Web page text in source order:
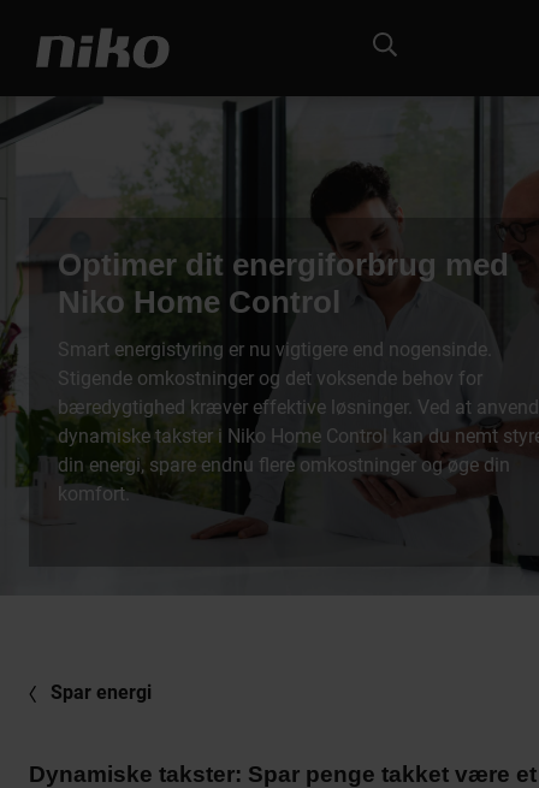
Optimer dit energiforbrug med
Niko Home Control
Smart energistyring er nu vigtigere end nogensinde.
Stigende omkostninger og det voksende behov for
bæredygtighed kræver effektive løsninger. Ved at
dynamiske takster i Niko Home Control kan du nemt
din energi, spare endnu flere omkostninger og øge din
komfort.
Spar energi
Dynamiske takster: Spar penge takket være et